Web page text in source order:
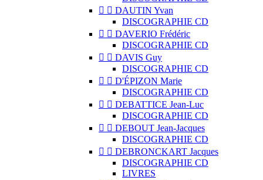
  DAUTIN Yvan
DISCOGRAPHIE CD
  DAVERIO Frédéric
DISCOGRAPHIE CD
  DAVIS Guy
DISCOGRAPHIE CD
  D'ÉPIZON Marie
DISCOGRAPHIE CD
  DEBATTICE Jean-Luc
DISCOGRAPHIE CD
  DEBOUT Jean-Jacques
DISCOGRAPHIE CD
  DEBRONCKART Jacques
DISCOGRAPHIE CD
LIVRES